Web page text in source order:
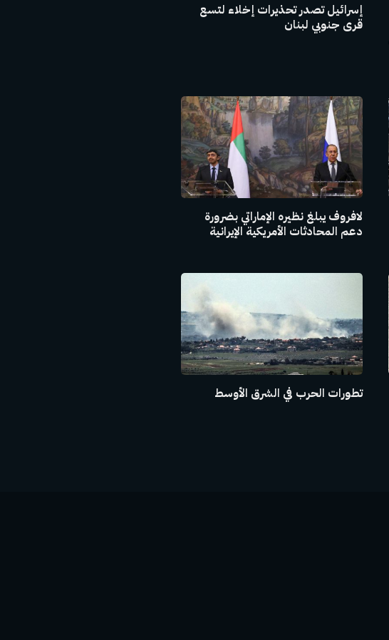
إسرائيل تصدر تحذيرات إخلاء لتسع
قرى جنوبي لبنان
لافروف يبلغ نظيره الإماراتي بضرورة
دعم المحادثات الأمريكية الإيرانية
تطورات الحرب في الشرق الأوسط